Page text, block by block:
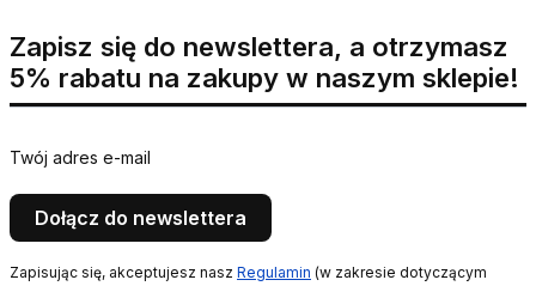
Zapisz się do newslettera, a otrzymasz
5% rabatu na zakupy w naszym sklepie!
Twój adres e-mail
Dołącz do newslettera
Zapisując się, akceptujesz nasz Regulamin (w zakresie dotyczącym